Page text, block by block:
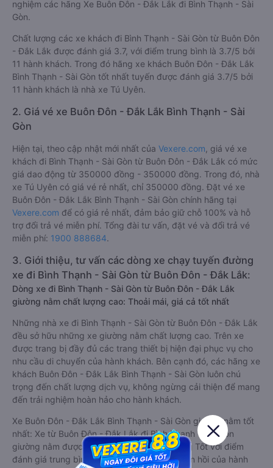
nghiệm các hãng Xe Buôn Đôn - Đắk Lắk đi Bình Thạnh - Sài
Gòn.
Chất lượng các xe khách đi Bình Thạnh - Sài Gòn từ Buôn Đôn
- Đắk Lắk được đánh giá 3.7, với điểm trung bình là 3.7/5 bởi
11 hành khách. Trong đó hãng xe khách Buôn Đôn - Đắk Lắk
Bình Thạnh - Sài Gòn tốt nhất tuyến được đánh giá 3.7/5 bởi
11 hành khách là nhà xe Tú Uyên.
2. Giá vé xe Buôn Đôn - Đắk Lắk Bình Thạnh - Sài
Gòn
Hiện tại, theo cập nhật mới nhất của Vexere.com , giá vé xe
khách đi Bình Thạnh - Sài Gòn từ Buôn Đôn - Đắk Lắk có mức
giá dao động từ 350000 đồng - 350000 đồng. Trong đó, nhà
xe Tú Uyên có giá vé rẻ nhất, chỉ 350000 đồng. Đặt vé xe
Buôn Đôn - Đắk Lắk Bình Thạnh - Sài Gòn chính hãng tại
Vexere.com để có giá rẻ nhất, đảm bảo giữ chỗ 100% và hỗ
trợ đổi trả vé miễn phí. Tổng đài tư vấn, đặt vé và đổi trả vé
miễn phí: 1900 888684.
3. Giới thiệu, tư vấn các dòng xe chạy tuyến đường
xe đi Bình Thạnh - Sài Gòn từ Buôn Đôn - Đắk Lắk:
Dòng xe đi Bình Thạnh - Sài Gòn từ Buôn Đôn - Đắk Lắk
giường nằm chất lượng cao: Thoải mái, giá cả tốt nhất
Những nhà xe đi Bình Thạnh - Sài Gòn từ Buôn Đôn - Đắk Lắk
đều sở hữu những xe giường nằm chất lượng cao. Trên xe
được trang bị đầy đủ các trang thiết bị hiện đại phục vụ cho
nhu cầu di chuyển của hành khách. Bên cạnh đó, các hãng xe
khách Buôn Đôn - Đắk Lắk Bình Thạnh - Sài Gòn luôn chú
trọng đến chất lượng dịch vụ, không ngừng cải thiện để mang
đến trải nghiệm hoàn hảo cho hành khách.
Xe Buôn Đôn - Đắk Lắk Bình Thạnh - Sài Gòn giường nằm tốt
nhất: Xe từ Buôn Đôn - Đắk Lắk đi Bình Thạnh - Sài Gòn
giường nằm được đánh giá chung chất lượng Tốt với điểm
đánh giá trung bình từ 3.7/5 dựa trên 11 phản hồi của hành